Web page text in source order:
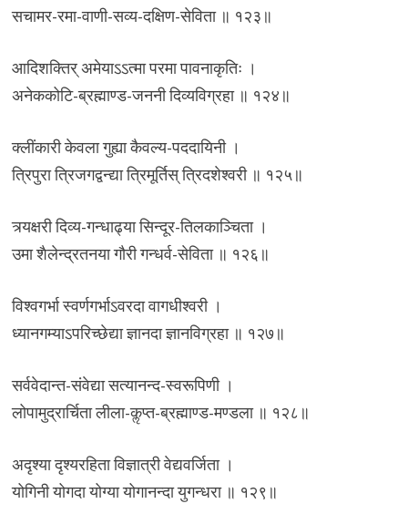
सचामर-रमा-वाणी-सव्य-दक्षिण-सेविता ॥ १२३॥
आदिशक्तिर् अमेयाऽऽत्मा परमा पावनाकृतिः ।
अनेककोटि-ब्रह्माण्ड-जननी दिव्यविग्रहा ॥ १२४॥
क्लींकारी केवला गुह्या कैवल्य-पददायिनी ।
त्रिपुरा त्रिजगद्वन्द्या त्रिमूर्तिस् त्रिदशेश्वरी ॥ १२५॥
त्र्यक्षरी दिव्य-गन्धाढ्या सिन्दूर-तिलकाञ्चिता ।
उमा शैलेन्द्रतनया गौरी गन्धर्व-सेविता ॥ १२६॥
विश्वगर्भा स्वर्णगर्भाऽवरदा वागधीश्वरी ।
ध्यानगम्याऽपरिच्छेद्या ज्ञानदा ज्ञानविग्रहा ॥ १२७॥
सर्ववेदान्त-संवेद्या सत्यानन्द-स्वरूपिणी ।
लोपामुद्रार्चिता लीला-कॢप्त-ब्रह्माण्ड-मण्डला ॥ १२८॥
अदृश्या दृश्यरहिता विज्ञात्री वेद्यवर्जिता ।
योगिनी योगदा योग्या योगानन्दा युगन्धरा ॥ १२९॥